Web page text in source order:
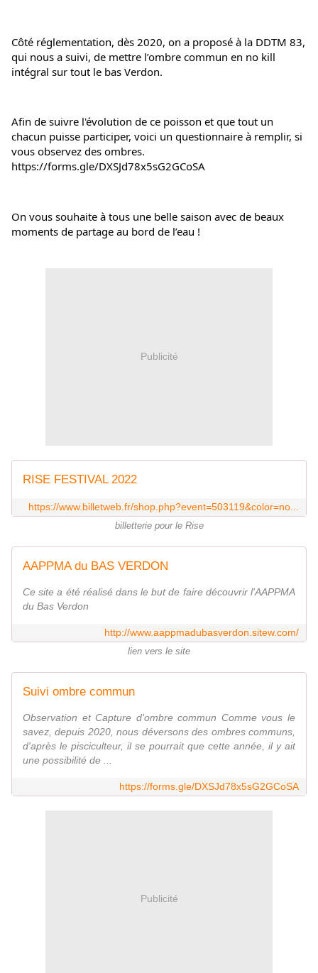
Côté réglementation, dès 2020, on a proposé à la DDTM 83,
qui nous a suivi, de mettre l’ombre commun en no kill
intégral sur tout le bas Verdon.
Afin de suivre l'évolution de ce poisson et que tout un
chacun puisse participer, voici un questionnaire à remplir, si
https://forms.gle/DXSJd78x5sG2GCoSA
On vous souhaite à tous une belle saison avec de beaux
moments de partage au bord de l’eau !
Publicité
RISE FESTIVAL 2022
https://www.billetweb.fr/shop.php?event=503119&color=no...
billetterie pour le Rise
AAPPMA du BAS VERDON
Ce site a été réalisé dans le but de faire découvrir l'AAPPMA
du Bas Verdon
http://www.aappmadubasverdon.sitew.com/
lien vers le site
Suivi ombre commun
Observation et Capture d'ombre commun Comme vous le
savez, depuis 2020, nous déversons des ombres communs,
d'après le pisciculteur, il se pourrait que cette année, il y ait
une possibilité de ...
https://forms.gle/DXSJd78x5sG2GCoSA
Publicité